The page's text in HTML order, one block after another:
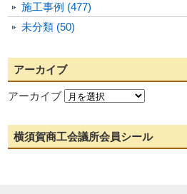
施工事例 (477)
未分類 (50)
アーカイブ
アーカイブ
横須賀商工会議所会員シール